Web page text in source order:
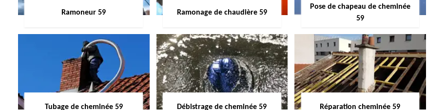
Ramoneur 59 Ramonage de chaudière 59
Pose de chapeau de cheminée
59
Tubage de cheminée 59 Débistrage de cheminée 59 Réparation cheminée 59